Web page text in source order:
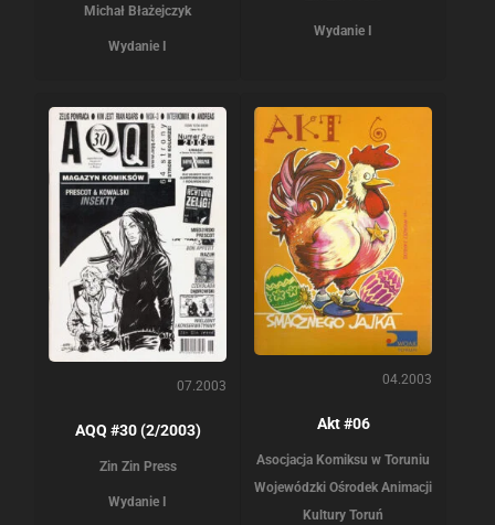
Michał Błażejczyk
Wydanie I
Wydanie I
07.2003
AQQ #30 (2/2003)
Zin Zin Press
Wydanie I
04.2003
Akt #06
Asocjacja Komiksu w Toruniu
Wojewódzki Ośrodek Animacji
Kultury Toruń